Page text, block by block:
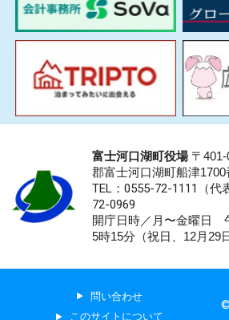
富士河口湖町役場〒401-
郡富士河口湖町船津1700
TEL：0555-72-1111 （代
72-0969
開庁日時／月〜金曜日
5時15分（祝日、12月29
問い合わせ
このサイトについて
©